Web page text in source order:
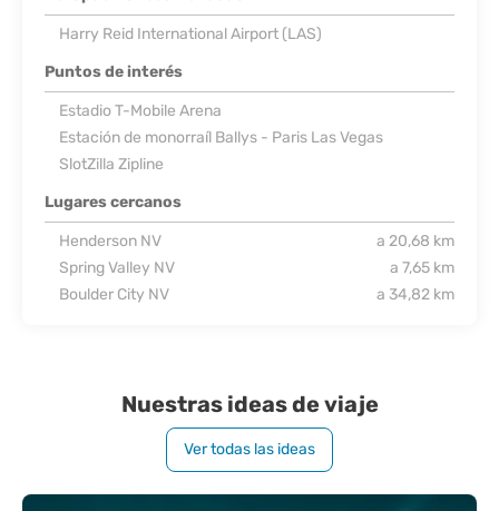
Harry Reid International Airport (LAS)
Puntos de interés
Estadio T-Mobile Arena
Estación de monorraíl Ballys - Paris Las Vegas
SlotZilla Zipline
Lugares cercanos
Henderson NV
a 20,68 km
Spring Valley NV
a 7,65 km
Boulder City NV
a 34,82 km
Nuestras ideas de viaje
Ver todas las ideas